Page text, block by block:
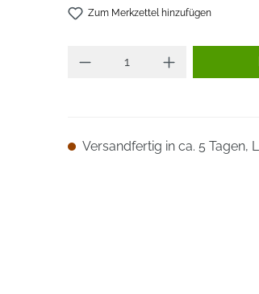
Zum Merkzettel hinzufügen
Versandfertig in ca. 5 Tagen,